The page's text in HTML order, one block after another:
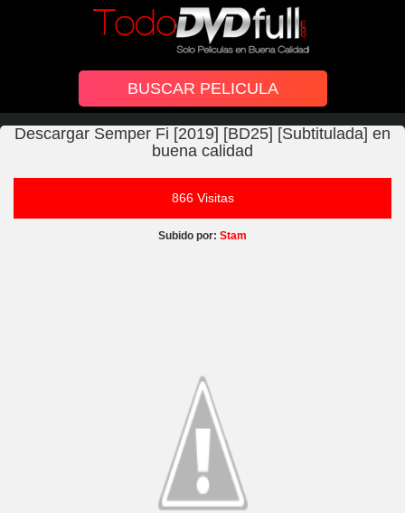
Descargar Semper Fi [2019] [BD25] [Subtitulada] en
buena calidad
866 Visitas
Subido por: Stam